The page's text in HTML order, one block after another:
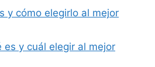
y cómo elegirlo al mejor
es y cuál elegir al mejor